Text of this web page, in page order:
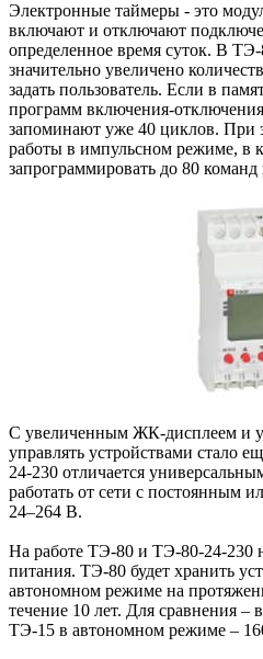
Электронные таймеры - это
включают и отключают
определенное время суток. В
значительно увеличено
задать пользователь. Если в
программ включения-
запоминают уже 40 циклов. При
работы в импульсном режиме, в
запрограммировать до 80
С увеличенным ЖК-дисплеем и
управлять устройствами стало
24-230 отличается
работать от сети с постоянным
24–264 В.
На работе ТЭ-80 и ТЭ-80-24-230
питания. ТЭ-80 будет хранить
автономном режиме на
течение 10 лет. Для сравнения –
ТЭ-15 в автономном режиме –